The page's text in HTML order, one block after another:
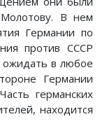
В нем
Германии по
против СССР
в любое
Германии
германских
находится